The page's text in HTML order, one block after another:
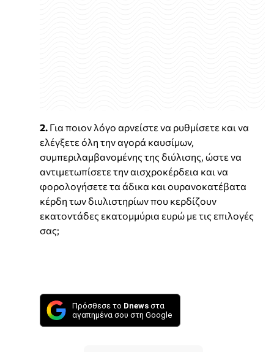
2. Για ποιον λόγο αρνείστε να ρυθμίσετε και να
ελέγξετε όλη την αγορά καυσίμων,
συμπεριλαμβανομένης της διύλισης, ώστε να
αντιμετωπίσετε την αισχροκέρδεια και να
φορολογήσετε τα άδικα και ουρανοκατέβατα
κέρδη των διυλιστηρίων που κερδίζουν
εκατοντάδες εκατομμύρια ευρώ με τις επιλογές
σας;
Πρόσθεσε το Dnews στα
αγαπημένα σου στη Google